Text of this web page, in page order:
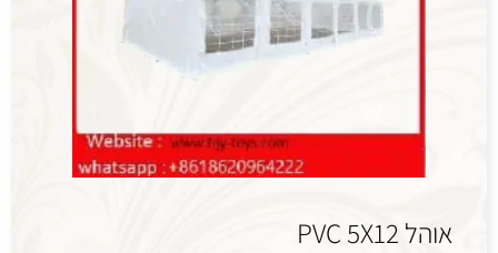
אוהל PVC 5X12